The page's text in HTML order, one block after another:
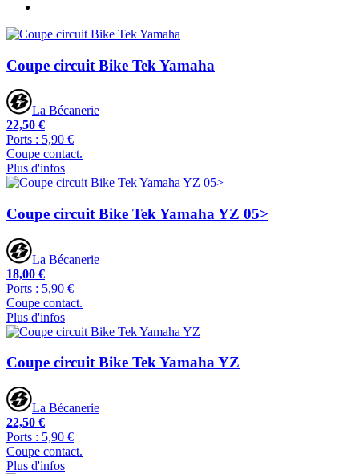
Coupe circuit Bike Tek Yamaha
La Bécanerie
22,50 €
Ports : 5,90 €
Coupe contact.
Plus d'infos
Coupe circuit Bike Tek Yamaha YZ 05>
La Bécanerie
18,00 €
Ports : 5,90 €
Coupe contact.
Plus d'infos
Coupe circuit Bike Tek Yamaha YZ
La Bécanerie
22,50 €
Ports : 5,90 €
Coupe contact.
Plus d'infos